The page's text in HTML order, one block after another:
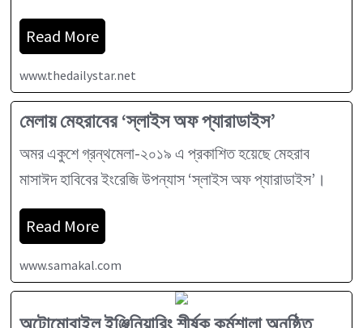
Read More
www.thedailystar.net
মেলায় মেহরাবের ‘স্লাইস অফ প্যারাডাইস’
অমর একুশে গ্রন্থমেলা-২০১৯ এ প্রকাশিত হয়েছে মেহরাব
মাসাঈদ হাবিবের ইংরেজি উপন্যাস ‘স্লাইস অফ প্যারাডাইস’।
Read More
www.samakal.com